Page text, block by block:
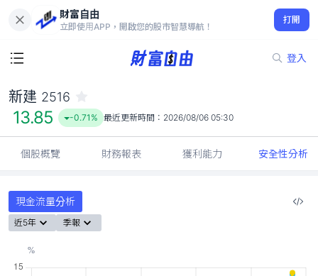
財富自由
立即使用APP，開啟您的股市智慧導航！
打開
登入
13.85
-0.71%
新建 2516
13.85 -0.71% 最近更新時間： 2026/08/06 05:30
個股概覽 財務報表 獲利能力 安全性分析
現金流量分析
近5年 季報